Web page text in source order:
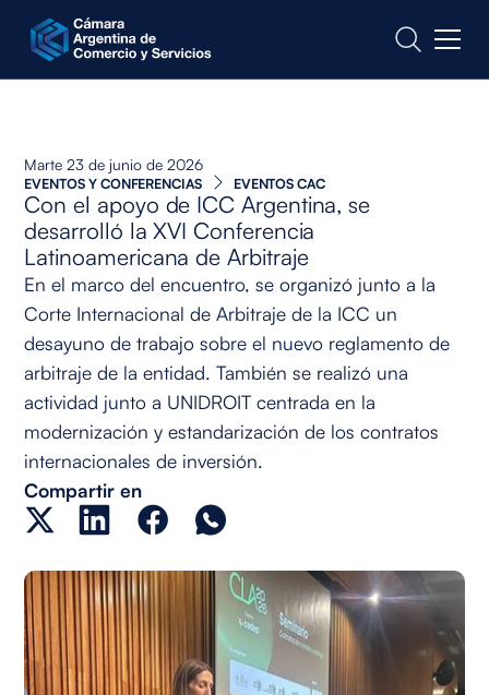
CONTACTO
Marte 23 de junio de 2026
EVENTOS Y CONFERENCIAS EVENTOS CAC
Con el apoyo de ICC Argentina, se
desarrolló la XVI Conferencia
Latinoamericana de Arbitraje
En el marco del encuentro, se organizó junto a la
Corte Internacional de Arbitraje de la ICC un
desayuno de trabajo sobre el nuevo reglamento de
arbitraje de la entidad. También se realizó una
actividad junto a UNIDROIT centrada en la
modernización y estandarización de los contratos
internacionales de inversión.
Compartir en